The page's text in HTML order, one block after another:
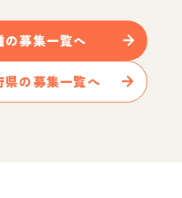
の募集一覧へ
県の募集一覧へ